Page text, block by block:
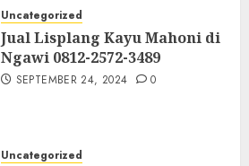
Uncategorized
Jual Lisplang Kayu Mahoni di
Ngawi 0812-2572-3489
SEPTEMBER 24, 2024 0
Uncategorized